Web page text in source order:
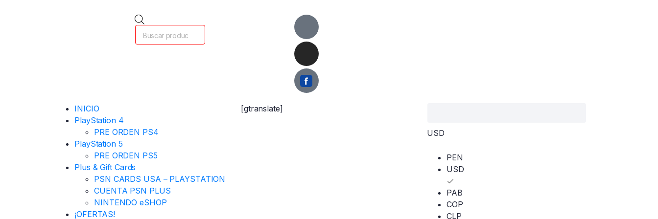
INICIO
PlayStation 4
PRE ORDEN PS4
PlayStation 5
PRE ORDEN PS5
Plus & Gift Cards
PSN CARDS USA – PLAYSTATION
CUENTA PSN PLUS
NINTENDO eSHOP
¡OFERTAS!
[gtranslate]
USD
PEN
USD
PAB
COP
CLP